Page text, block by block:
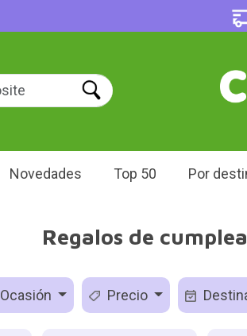
Novedades Top 50 Por
Regalos de
Ocasión Precio